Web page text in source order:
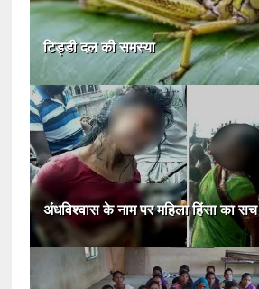
टिड्डी दल की समस्या
अंधविश्वास के नाम पर महिला हिंसा का सच